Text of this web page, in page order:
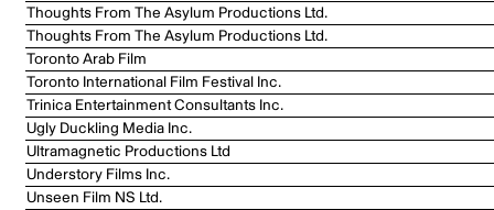
Thoughts From The Asylum Productions Ltd.
Thoughts From The Asylum Productions Ltd.
Toronto Arab Film
Toronto International Film Festival Inc.
Trinica Entertainment Consultants Inc.
Ugly Duckling Media Inc.
Ultramagnetic Productions Ltd
Understory Films Inc.
Unseen Film NS Ltd.